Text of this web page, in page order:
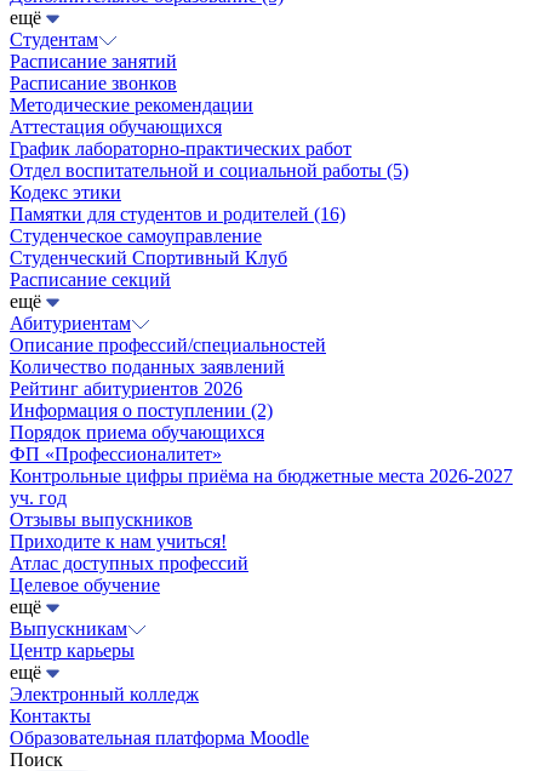
ещё
Студентам
Расписание занятий
Расписание звонков
Методические рекомендации
Аттестация обучающихся
График лабораторно-практических работ
Отдел воспитательной и социальной работы (5)
Кодекс этики
Памятки для студентов и родителей (16)
Студенческое самоуправление
Студенческий Спортивный Клуб
Расписание секций
ещё
Абитуриентам
Описание профессий/специальностей
Количество поданных заявлений
Рейтинг абитуриентов 2026
Информация о поступлении (2)
Порядок приема обучающихся
ФП «Профессионалитет»
Контрольные цифры приёма на бюджетные места 2026-2027
уч. год
Отзывы выпускников
Приходите к нам учиться!
Атлас доступных профессий
Целевое обучение
ещё
Выпускникам
Центр карьеры
ещё
Электронный колледж
Контакты
Образовательная платформа Moodle
Поиск